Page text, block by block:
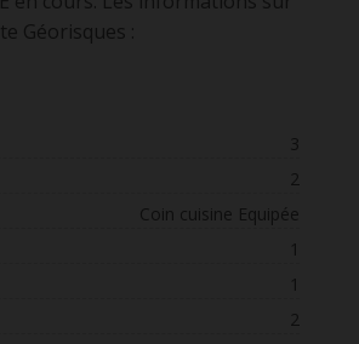
Géorisques :
3
2
Coin cuisine Equipée
1
1
2